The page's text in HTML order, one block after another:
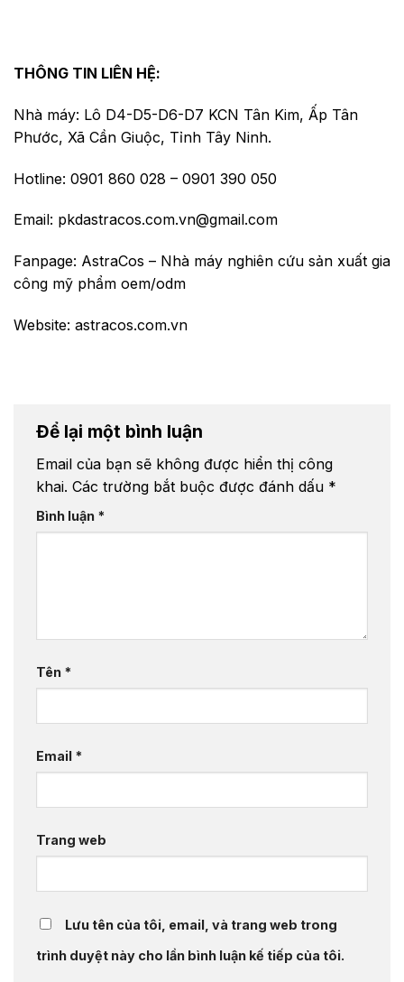
THÔNG TIN LIÊN HỆ:
Nhà máy: Lô D4-D5-D6-D7 KCN Tân Kim, Ấp Tân
Phước, Xã Cần Giuộc, Tỉnh Tây Ninh.
Hotline: 0901 860 028 – 0901 390 050
Email: pkdastracos.com.vn@gmail.com
Fanpage: AstraCos – Nhà máy nghiên cứu sản xuất gia
công mỹ phẩm oem/odm
Website: astracos.com.vn
Để lại một bình luận
Email của bạn sẽ không được hiển thị công
khai. Các trường bắt buộc được đánh dấu *
Bình luận *
Tên *
Email *
Trang web
Lưu tên của tôi, email, và trang web trong
trình duyệt này cho lần bình luận kế tiếp của tôi.